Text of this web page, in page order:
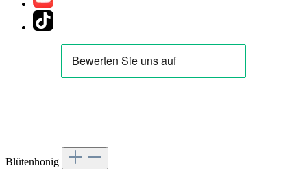
Blütenhonig